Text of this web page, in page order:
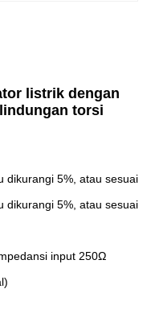
listrik dengan
torsi
dikurangi 5%, atau sesuai
dikurangi 5%, atau sesuai
input 250Ω